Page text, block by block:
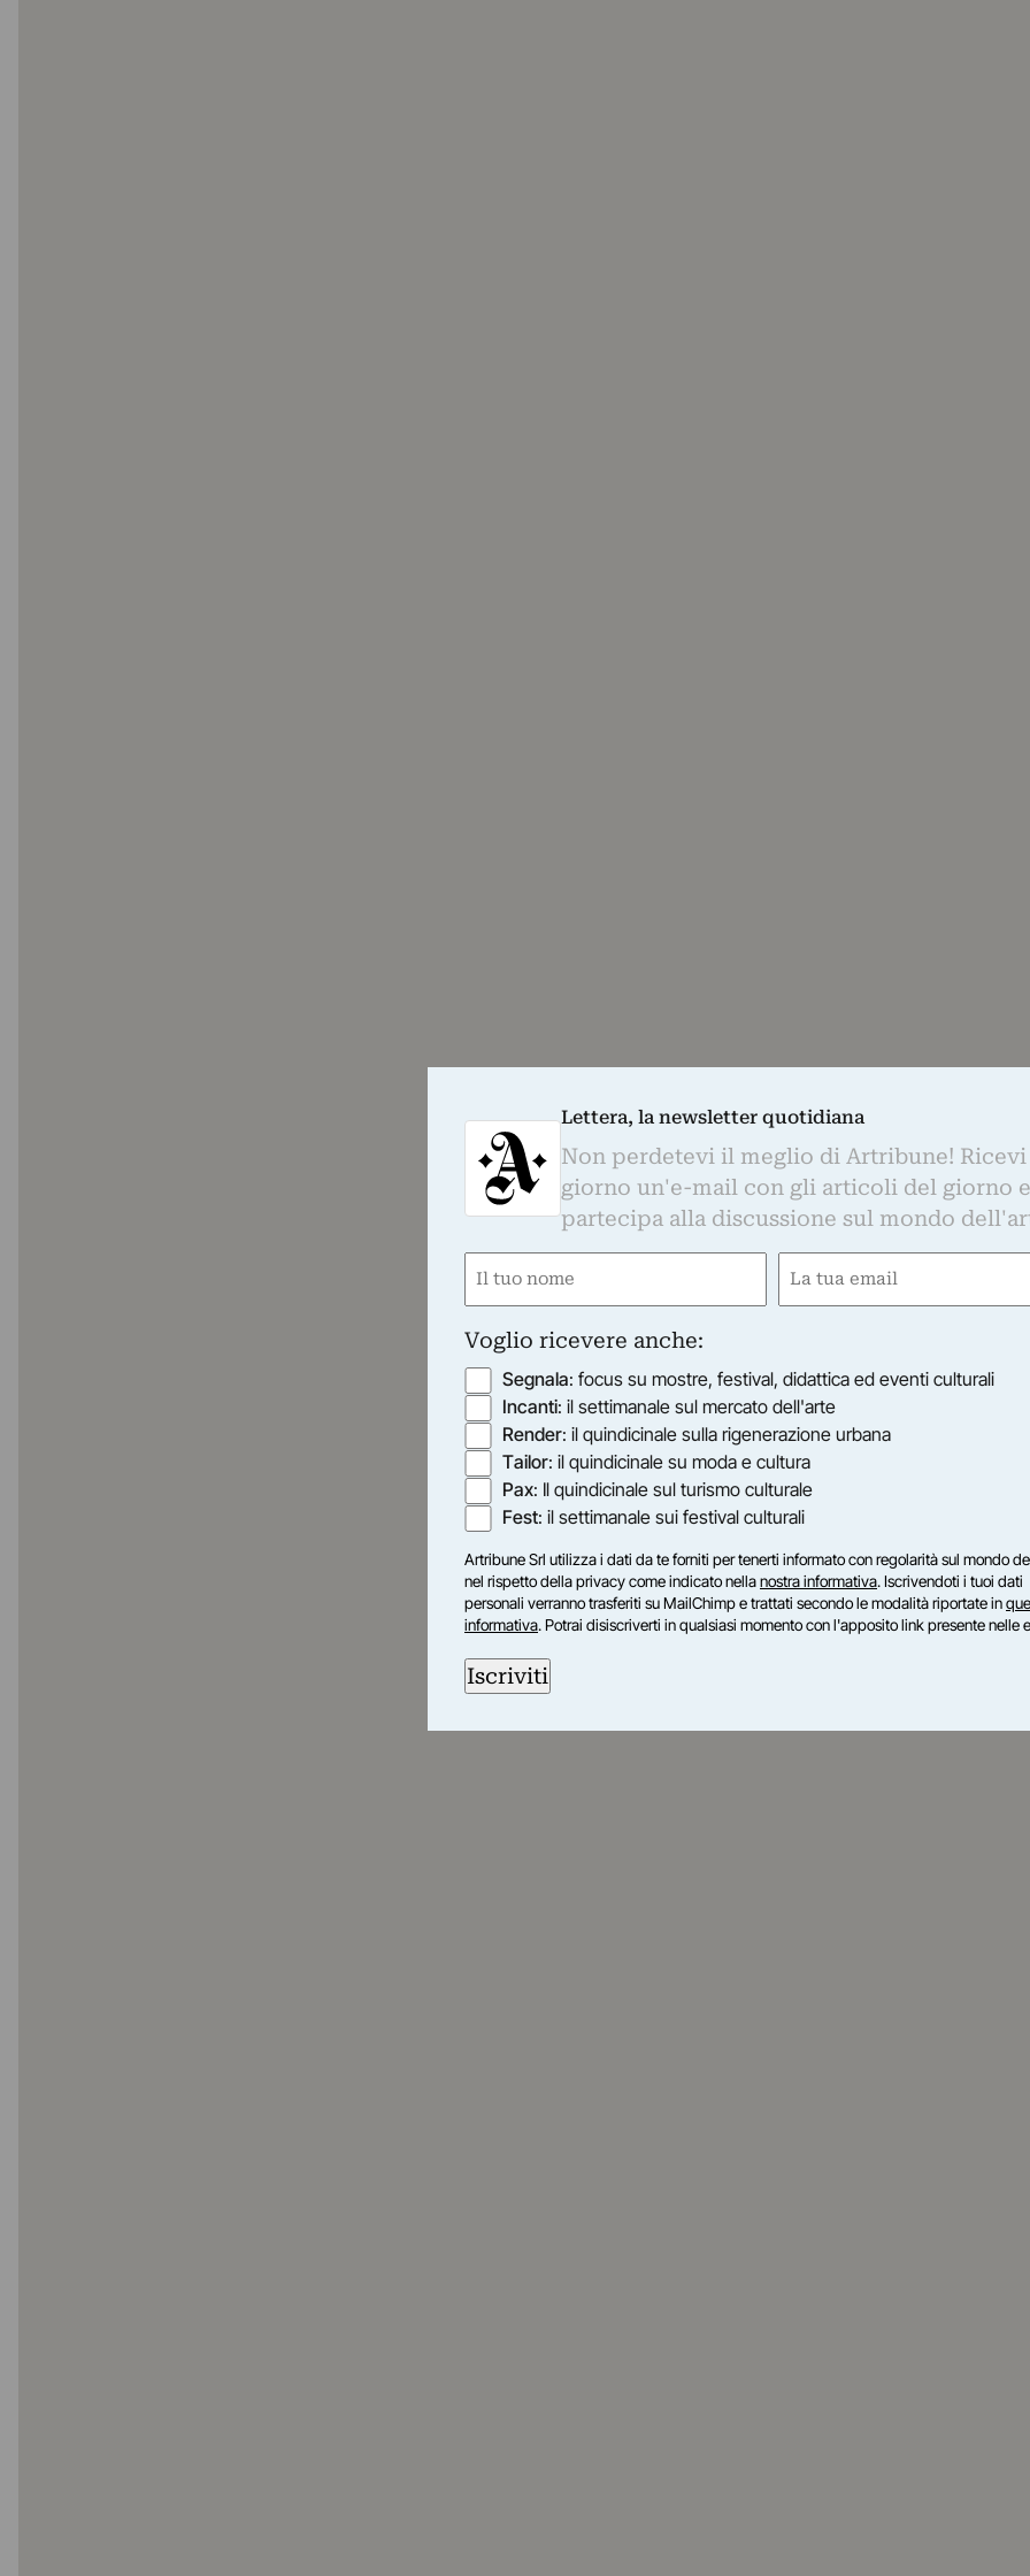
Lettera, la newsletter quotidiana
Non perdetevi il meglio di Artribune! Ricevi
giorno un'e-mail con gli articoli del giorno e
partecipa alla discussione sul mondo
Nome
Email
Voglio ricevere anche:
Segnala: focus su mostre, festival, didattica ed eventi culturali
Incanti: il settimanale sul mercato dell'arte
Render: il quindicinale sulla rigenerazione urbana
Tailor: il quindicinale su moda e cultura
Pax: Il quindicinale sul turismo culturale
Fest: il settimanale sui festival culturali
Artribune Srl utilizza i dati da te forniti per tenerti informato con regolarità sul mondo
nel rispetto della privacy come indicato nellanostra informativa. Iscrivendoti i tuoi dati
personali verranno trasferiti su MailChimp e trattati secondo le modalità riportate in
informativa. Potrai disiscriverti in qualsiasi momento con l'apposito link presente nelle
Iscriviti